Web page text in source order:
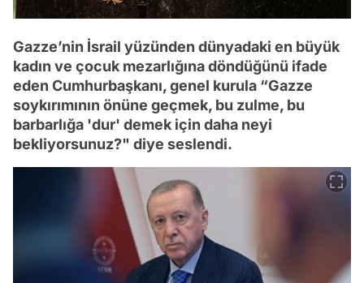
Gazze’nin İsrail yüzünden dünyadaki en büyük
kadın ve çocuk mezarlığına döndüğünü ifade
eden Cumhurbaşkanı, genel kurula “Gazze
soykırımının önüne geçmek, bu zulme, bu
barbarlığa 'dur' demek için daha neyi
bekliyorsunuz?" diye seslendi.